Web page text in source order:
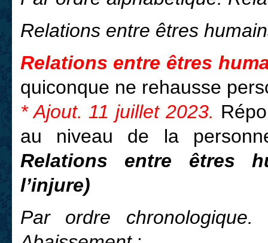
Relations entre êtres
Relations entre êtres
quiconque ne rehausse
* Ajout. 11 juillet 2023.
au niveau de la
Relations entre êtres
l’injure)
Par ordre